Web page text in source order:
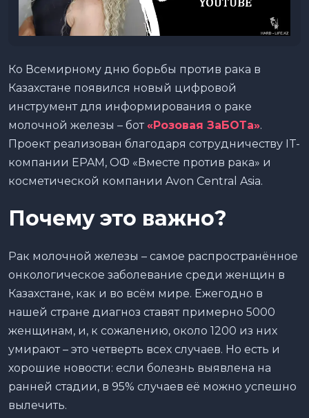
Ко Всемирному дню борьбы против рака в
Казахстане появился новый цифровой
инструмент для информирования о раке
молочной железы – бот«Розовая ЗаБОТа».
Проект реализован благодаря сотрудничеству IT-
компании EPAM, ОФ «Вместе против рака» и
косметической компании Avon Central Asia.
Почему это важно?
Рак молочной железы – самое распространённое
онкологическое заболевание среди женщин в
Казахстане, как и во всём мире. Ежегодно в
нашей стране диагноз ставят примерно 5000
женщинам, и, к сожалению, около 1200 из них
умирают – это четверть всех случаев. Но есть и
хорошие новости: если болезнь выявлена на
ранней стадии, в 95% случаев её можно успешно
вылечить.